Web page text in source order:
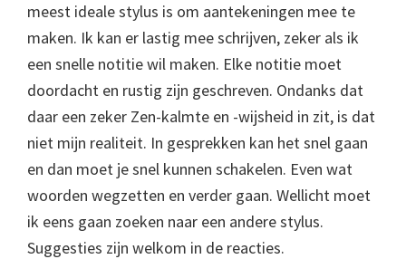
meest ideale stylus is om aantekeningen mee te
maken. Ik kan er lastig mee schrijven, zeker als ik
een snelle notitie wil maken. Elke notitie moet
doordacht en rustig zijn geschreven. Ondanks dat
daar een zeker Zen-kalmte en -wijsheid in zit, is dat
niet mijn realiteit. In gesprekken kan het snel gaan
en dan moet je snel kunnen schakelen. Even wat
woorden wegzetten en verder gaan. Wellicht moet
ik eens gaan zoeken naar een andere stylus.
Suggesties zijn welkom in de reacties.